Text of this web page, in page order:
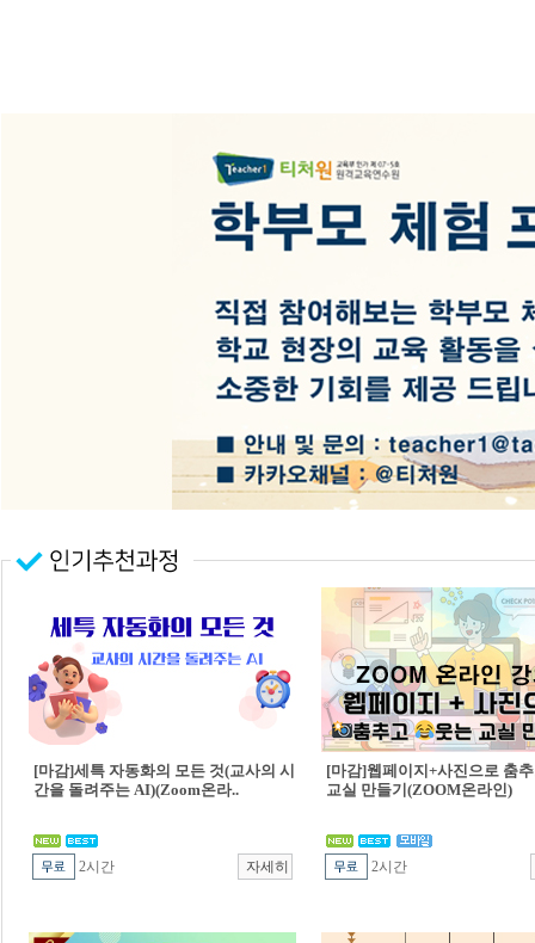
[마감]세특 자동화의 모든 것(교사의 시
간을 돌려주는 AI)(Zoom온라..
2시간
[마감]웹페이지+사진으로 춤
교실 만들기(ZOOM온라인)
2시간